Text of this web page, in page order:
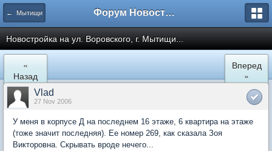
← Мытищи Форум Новостройки
Новостройка на ул. Воровского, г. Мытищи...
«
Назад
Вперед
»
Vlad
27 Nov 2006
У меня в корпусе Д на последнем 16 этаже, 6 квартира на этаже
(тоже значит последняя). Ее номер 269, как сказала Зоя
Викторовна. Скрывать вроде нечего...